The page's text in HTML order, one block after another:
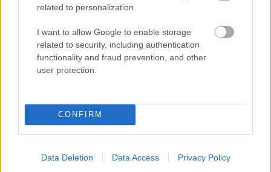
related to personalization.
I want to allow Google to enable storage
related to security, including authentication
functionality and fraud prevention, and other
user protection.
CONFIRM
Data Deletion Data Access Privacy Policy